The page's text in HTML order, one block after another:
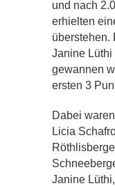
und nach
erhielten
überstehen.
Janine Lüthi
gewannen
ersten 3
Dabei
Licia
Janine